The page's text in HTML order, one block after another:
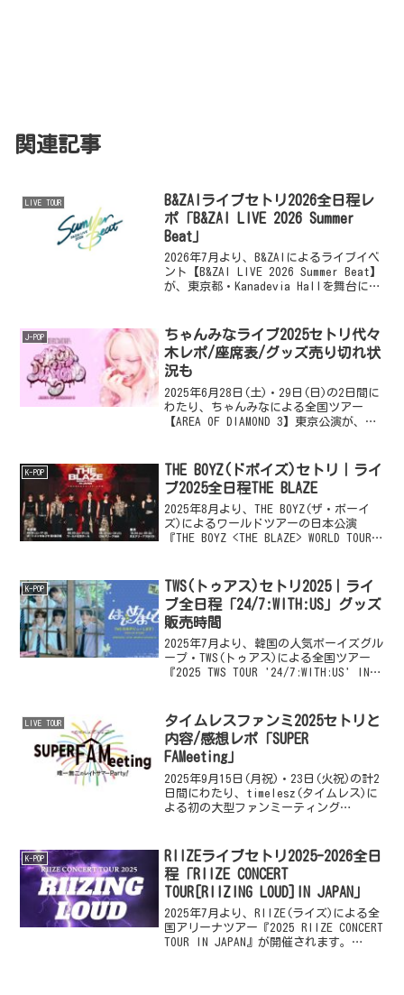
関連記事
LIVE TOUR
B&ZAIライブセトリ2026全日程レ
ポ「B&ZAI LIVE 2026 Summer
Beat」
2026年7月より、B&ZAIによるライブイベ
ント【B&ZAI LIVE 2026 Summer Beat】
が、東京都・Kanadevia Hallを舞台にス
J-POP
ちゃんみなライブ2025セトリ代々
木レポ/座席表/グッズ売り切れ状
況も
2025年6月28日(土)・29日(日)の2日間に
わたり、ちゃんみなによる全国ツアー
【AREA OF DIAMOND 3】東京公演が、国
約1年ぶりの全国ツアーで、全国...
K-POP
THE BOYZ(ドボイズ)セトリ｜ライ
ブ2025全日程THE BLAZE
2025年8月より、THE BOYZ(ザ・ボーイ
ズ)によるワールドツアーの日本公演
『THE BOYZ <THE BLAZE> WORLD TOUR
でデビ...
K-POP
TWS(トゥアス)セトリ2025｜ライ
ブ全日程「24/7:WITH:US」グッズ
販売時間
2025年7月より、韓国の人気ボーイズグル
ープ・TWS(トゥアス)による全国ツアー
『2025 TWS TOUR '24/7:WITH:US' IN
所属す...
LIVE TOUR
タイムレスファンミ2025セトリと
内容/感想レポ「SUPER
FAMeeting」
2025年9月15日(月祝)・23日(火祝)の計2
日間にわたり、timelesz(タイムレス)に
よる初の大型ファンミーティング
しい家族と過ごし...
K-POP
RIIZEライブセトリ2025-2026全日
程「RIIZE CONCERT
TOUR[RIIZING LOUD]IN JAPAN」
2025年7月より、RIIZE(ライズ)による全
国アリーナツアー『2025 RIIZE CONCERT
TOUR IN JAPAN』が開催されます。